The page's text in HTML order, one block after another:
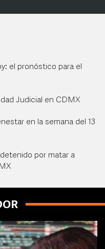
el pronóstico para el
Judicial en CDMX
en la semana del 13
por matar a